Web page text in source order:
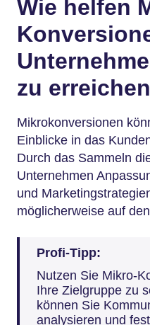
Wie helfen
zu
Mikrokonversionen
Einblicke in das
Durch das Sammeln
Unternehmen
und
möglicherweise auf
Profi-Tipp:
Nutzen Sie Mikro-
Ihre Zielgruppe zu
können Sie
analysieren und